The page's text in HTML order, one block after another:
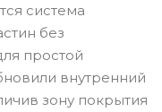
система
без
простой
внутренний
зону покрытия